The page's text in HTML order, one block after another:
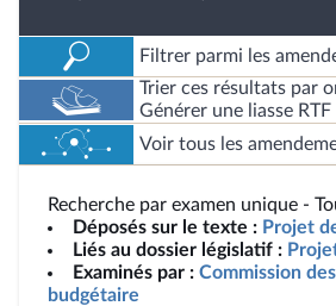
Filtrer parmi les
Trier ces résultats par
Générer une liasse RTF
Voir tous les
Recherche par examen unique -
Déposés sur le texte : Projet
Liés au dossier législatif :
Examinés par : Commission
budgétaire